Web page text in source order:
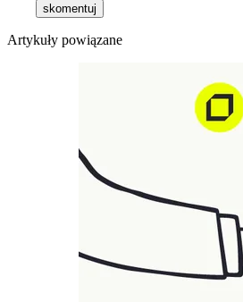
skomentuj
Artykuły powiązane